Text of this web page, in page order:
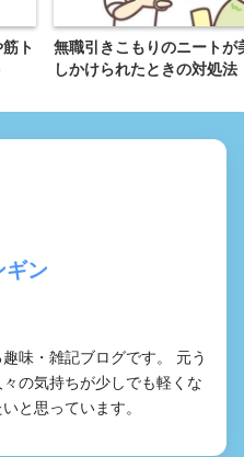
ト
無職引きこもりのニートが
しかけられたときの対処法
ギン
味・雑記ブログです。 元う
の気持ちが少しでも軽くな
と思っています。